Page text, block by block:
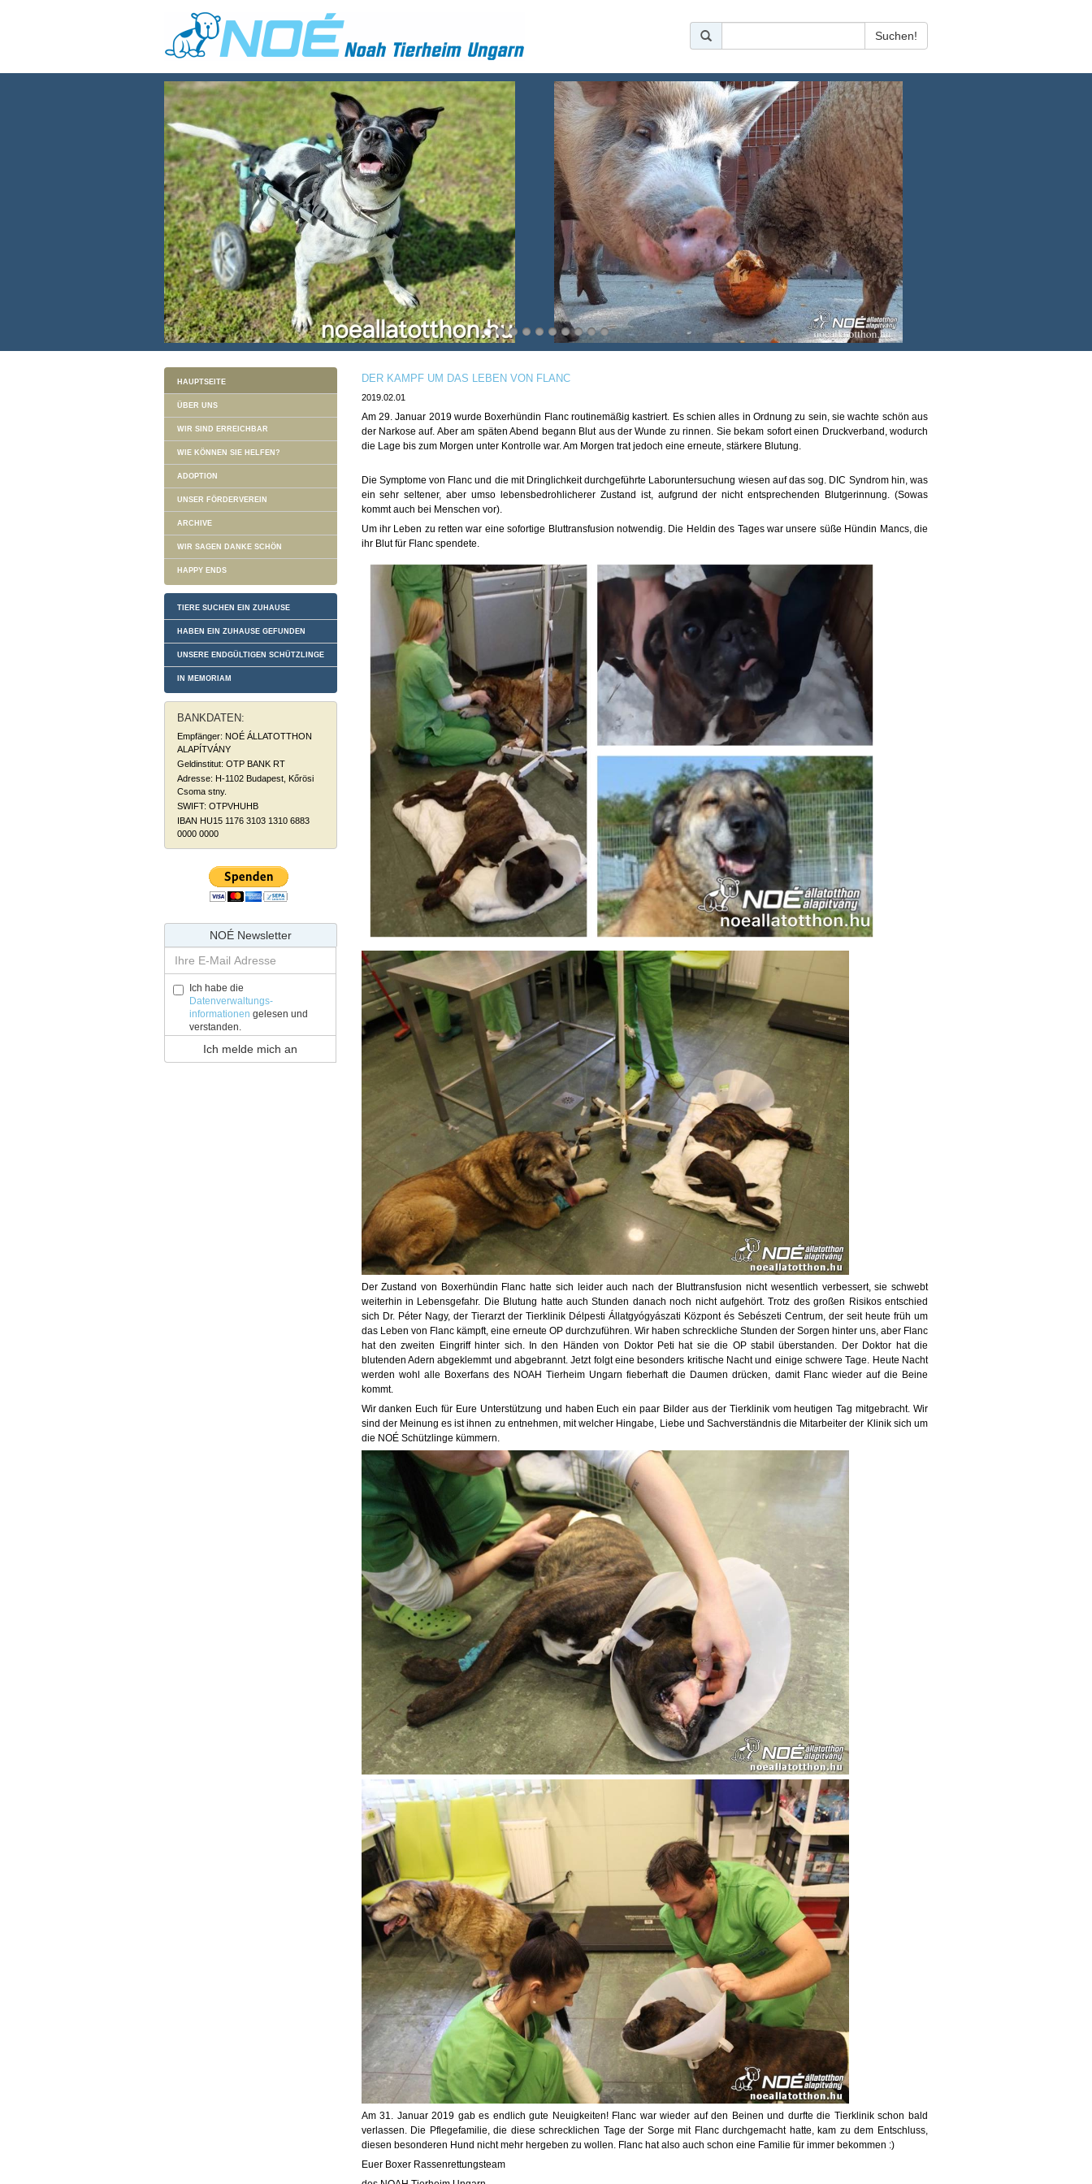
HAUPTSEITE
ÜBER UNS
WIR SIND ERREICHBAR
WIE KÖNNEN SIE HELFEN?
ADOPTION
UNSER FÖRDERVEREIN
ARCHIVE
WIR SAGEN DANKE SCHÖN
HAPPY ENDS
TIERE SUCHEN EIN ZUHAUSE
HABEN EIN ZUHAUSE GEFUNDEN
UNSERE ENDGÜLTIGEN SCHÜTZLINGE
IN MEMORIAM
BANKDATEN:
Empfänger: NOÉ ÁLLATOTTHON
ALAPÍTVÁNY
Geldinstitut: OTP BANK RT
Adresse: H-1102 Budapest, Kőrösi
Csoma stny.
SWIFT: OTPVHUHB
IBAN HU15 1176 3103 1310 6883
0000 0000
NOÉ Newsletter
Ich habe die
Datenverwaltungs-
informationen gelesen und
verstanden.
DER KAMPF UM DAS LEBEN VON FLANC
2019.02.01
Am 29. Januar 2019 wurde Boxerhündin Flanc routinemäßig kastriert. Es schien alles in Ordnung zu sein, sie wachte schön aus
der Narkose auf. Aber am späten Abend begann Blut aus der Wunde zu rinnen. Sie bekam sofort einen Druckverband, wodurch
die Lage bis zum Morgen unter Kontrolle war. Am Morgen trat jedoch eine erneute, stärkere Blutung.
Die Symptome von Flanc und die mit Dringlichkeit durchgeführte Laboruntersuchung wiesen auf das sog. DIC Syndrom hin, was
ein sehr seltener, aber umso lebensbedrohlicherer Zustand ist, aufgrund der nicht entsprechenden Blutgerinnung. (Sowas
kommt auch bei Menschen vor).
Um ihr Leben zu retten war eine sofortige Bluttransfusion notwendig. Die Heldin des Tages war unsere süße Hündin Mancs, die
ihr Blut für Flanc spendete.
Der Zustand von Boxerhündin Flanc hatte sich leider auch nach der Bluttransfusion nicht wesentlich verbessert, sie schwebt
weiterhin in Lebensgefahr. Die Blutung hatte auch Stunden danach noch nicht aufgehört. Trotz des großen Risikos entschied
sich Dr. Péter Nagy, der Tierarzt der Tierklinik Délpesti Állatgyógyászati Központ és Sebészeti Centrum, der seit heute früh um
das Leben von Flanc kämpft, eine erneute OP durchzuführen. Wir haben schreckliche Stunden der Sorgen hinteruns, aber Flanc
hat den zweiten Eingriff hinter sich. In den Händen von Doktor Peti hat sie die OP stabil überstanden. Der Doktor hat die
blutenden Adern abgeklemmt und abgebrannt. Jetzt folgt eine besonders kritische Nacht und einige schwere Tage. Heute Nacht
werden wohl alle Boxerfans des NOAH Tierheim Ungarn fieberhaft die Daumen drücken, damit Flanc wieder auf die Beine
kommt.
Wir danken Euch für Eure Unterstützung und haben Euch ein paar Bilder aus der Tierklinik vom heutigen Tag mitgebracht. Wir
sind der Meinung es ist ihnen zu entnehmen, mit welcher Hingabe, Liebe und Sachverständnis die Mitarbeiter der Klinik sich um
die NOÉ Schützlinge kümmern.
Am 31. Januar 2019 gab es endlich gute Neuigkeiten! Flanc war wieder auf den Beinen und durfte die Tierklinik schon bald
verlassen. Die Pflegefamilie, die diese schrecklichen Tage der Sorge mit Flanc durchgemacht hatte, kam zu dem Entschluss,
diesen besonderen Hund nicht mehr hergeben zu wollen. Flanc hat also auch schon eine Familie für immer bekommen :)
Euer Boxer Rassenrettungsteam